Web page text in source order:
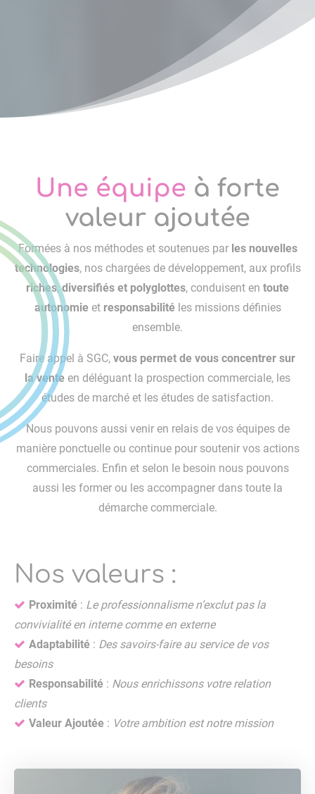
Une équipe à forte
valeur ajoutée
Formées à nos méthodes et soutenues par les nouvelles
technologies, nos chargées de développement, aux profils
riches,diversifiés et polyglottes, conduisent en toute
autonomie et responsabilité les missions définies
ensemble.
Faire appel à SGC, vous permet de vous concentrer sur
la vente en déléguant la prospection commerciale, les
études de marché et les études de satisfaction.
Nous pouvons aussi venir en relais de vos équipes de
manière ponctuelle ou continue pour soutenir vos actions
commerciales. Enfin et selon le besoin nous pouvons
aussi les former ou les accompagner dans toute la
démarche commerciale.
Nos valeurs :
Proximité : Le professionnalisme n’exclut pas la
convivialité en interne comme en externe
Adaptabilité : Des savoirs-faire au service de vos
besoins
Responsabilité : Nous enrichissons votre relation
clients
Valeur Ajoutée : Votre ambition est notre mission